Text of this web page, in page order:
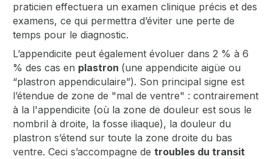
praticien effectuera un examen clinique précis et des
examens, ce qui permettra d’éviter une perte de
temps pour le diagnostic.
L’appendicite peut également évoluer dans 2 % à 6
% des cas en plastron (une appendicite aigüe ou
“plastron appendiculaire”). Son principal signe est
l’étendue de zone de "mal de ventre" : contrairement
à la l'appendicite (où la zone de douleur est sous le
nombril à droite, la fosse iliaque), la douleur du
plastron s’étend sur toute la zone droite du bas
ventre. Ceci s’accompagne detroubles du transit